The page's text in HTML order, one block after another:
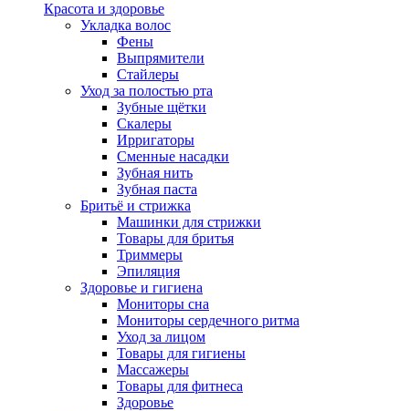
Красота и здоровье
Укладка волос
Фены
Выпрямители
Стайлеры
Уход за полостью рта
Зубные щётки
Скалеры
Ирригаторы
Сменные насадки
Зубная нить
Зубная паста
Бритьё и стрижка
Машинки для стрижки
Товары для бритья
Триммеры
Эпиляция
Здоровье и гигиена
Мониторы сна
Мониторы сердечного ритма
Уход за лицом
Товары для гигиены
Массажеры
Товары для фитнеса
Здоровье